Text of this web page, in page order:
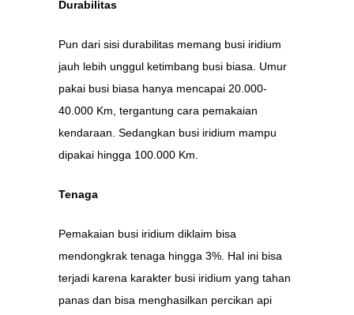
Durabilitas
Pun dari sisi durabilitas memang busi iridium
jauh lebih unggul ketimbang busi biasa. Umur
pakai busi biasa hanya mencapai 20.000-
40.000 Km, tergantung cara pemakaian
kendaraan. Sedangkan busi iridium mampu
dipakai hingga 100.000 Km.
Tenaga
Pemakaian busi iridium diklaim bisa
mendongkrak tenaga hingga 3%. Hal ini bisa
terjadi karena karakter busi iridium yang tahan
panas dan bisa menghasilkan percikan api